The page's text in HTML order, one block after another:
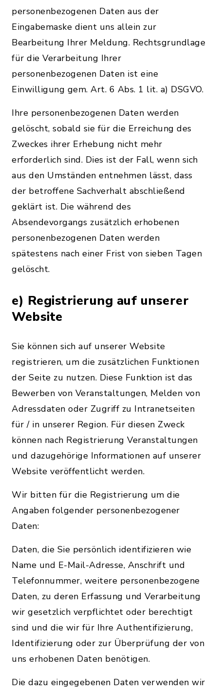
personenbezogenen Daten aus der
Eingabemaske dient uns allein zur
Bearbeitung Ihrer Meldung. Rechtsgrundlage
für die Verarbeitung Ihrer
personenbezogenen Daten ist eine
Einwilligung gem. Art. 6 Abs. 1 lit. a) DSGVO.
Ihre personenbezogenen Daten werden
gelöscht, sobald sie für die Erreichung des
Zweckes ihrer Erhebung nicht mehr
erforderlich sind. Dies ist der Fall, wenn sich
aus den Umständen entnehmen lässt, dass
der betroffene Sachverhalt abschließend
geklärt ist. Die während des
Absendevorgangs zusätzlich erhobenen
personenbezogenen Daten werden
spätestens nach einer Frist von sieben Tagen
gelöscht.
e) Registrierung auf unserer
Website
Sie können sich auf unserer Website
registrieren, um die zusätzlichen Funktionen
der Seite zu nutzen. Diese Funktion ist das
Bewerben von Veranstaltungen, Melden von
Adressdaten oder Zugriff zu Intranetseiten
für / in unserer Region. Für diesen Zweck
können nach Registrierung Veranstaltungen
und dazugehörige Informationen auf unserer
Website veröffentlicht werden.
Wir bitten für die Registrierung um die
Angaben folgender personenbezogener
Daten:
Daten, die Sie persönlich identifizieren wie
Name und E-Mail-Adresse, Anschrift und
Telefonnummer, weitere personenbezogene
Daten, zu deren Erfassung und Verarbeitung
wir gesetzlich verpflichtet oder berechtigt
sind und die wir für Ihre Authentifizierung,
Identifizierung oder zur Überprüfung der von
uns erhobenen Daten benötigen.
Die dazu eingegebenen Daten verwenden wir